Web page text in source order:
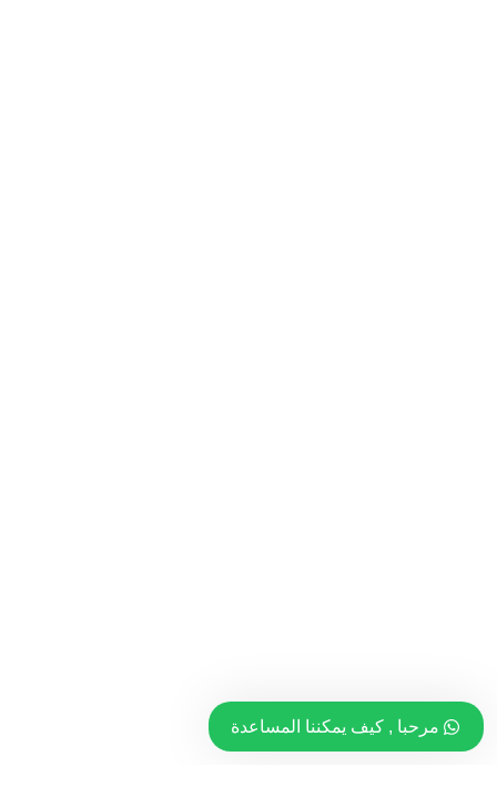
مرحبا , كيف يمكننا المساعدة